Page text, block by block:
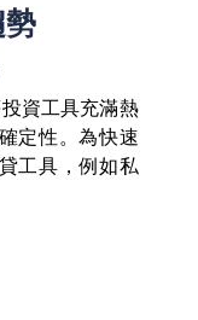
資工具充滿熱
定性。為快速
工具，例如私